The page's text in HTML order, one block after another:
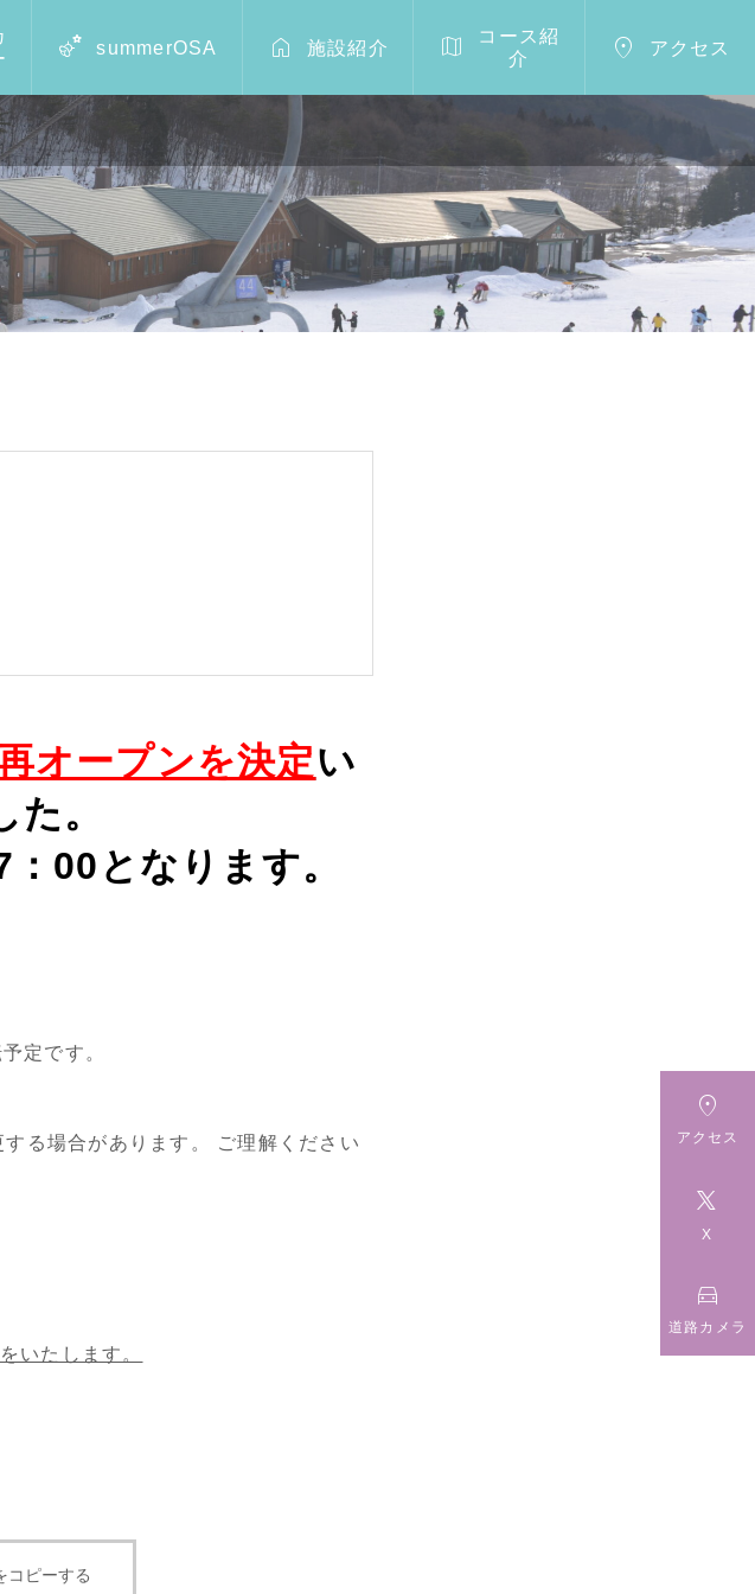
 summerOSA  施設紹介 
コース紹
介
 アクセス
オープンを決定い
。
00となります。
定です。
る場合があります。 ご理解ください
いたします。
コピーする

アクセス

X

道路カメラ